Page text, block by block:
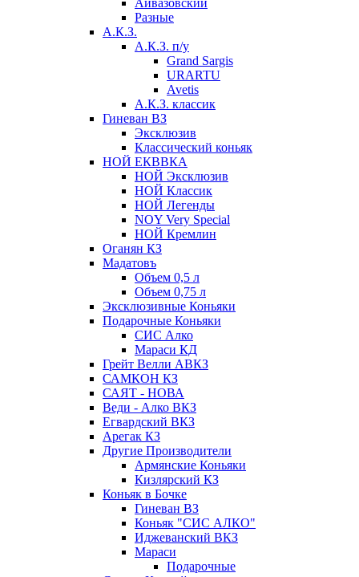
Айвазовский
Разные
А.К.З.
А.К.З. п/у
Grand Sargis
URARTU
Avetis
А.К.З. классик
Гиневан ВЗ
Эксклюзив
Классический коньяк
НОЙ ЕКВВКА
НОЙ Эксклюзив
НОЙ Классик
НОЙ Легенды
NOY Very Speсial
НОЙ Кремлин
Оганян КЗ
Мадатовъ
Объем 0,5 л
Объем 0,75 л
Эксклюзивные Коньяки
Подарочные Коньяки
СИС Алко
Мараси КД
Грейт Велли АВКЗ
САМКОН КЗ
САЯТ - НОВА
Веди - Алко ВКЗ
Егвардский ВКЗ
Арегак КЗ
Другие Производители
Армянские Коньяки
Кизлярский КЗ
Коньяк в Бочке
Гиневан ВЗ
Коньяк "СИС АЛКО"
Иджеванский ВКЗ
Мараси
Подарочные